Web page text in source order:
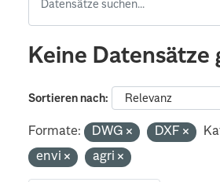
Keine Datensätze
Sortieren nach
Formate: DWG DXF
envi
agri